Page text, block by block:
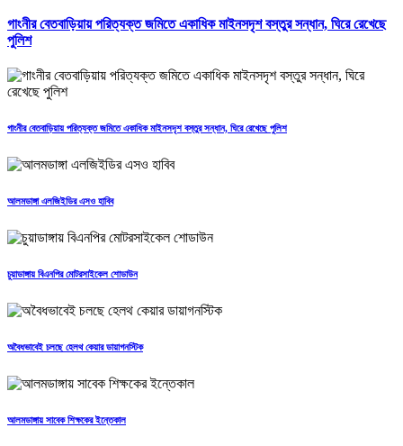
গাংনীর বেতবাড়িয়ায় পরিত্যক্ত জমিতে একাধিক মাইনসদৃশ বস্তুর সন্ধান, ঘিরে রেখেছে
পুলিশ
গাংনীর বেতবাড়িয়ায় পরিত্যক্ত জমিতে একাধিক মাইনসদৃশ বস্তুর সন্ধান, ঘিরে রেখেছে পুলিশ
আলমডাঙ্গা এলজিইডির এসও হাবিব
চুয়াডাঙ্গায় বিএনপির মোটরসাইকেল শোডাউন
অবৈধভাবেই চলছে হেলথ কেয়ার ডায়াগনস্টিক
আলমডাঙ্গায় সাবেক শিক্ষকের ইন্তেকাল